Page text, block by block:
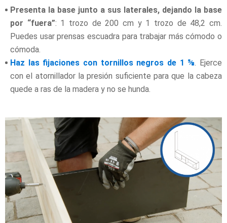
Presenta la base junto a sus laterales, dejando la base
por “fuera”: 1 trozo de 200 cm y 1 trozo de 48,2 cm.
Puedes usar prensas escuadra para trabajar más cómodo o
cómoda.
Haz las fijaciones con tornillos negros de 1 ⅝. Ejerce
con el atornillador la presión suficiente para que la cabeza
quede a ras de la madera y no se hunda.